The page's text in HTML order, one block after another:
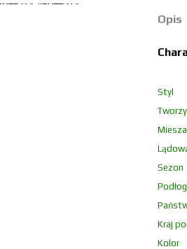
Opis
Styl
Sezon
Kraj
Kolor